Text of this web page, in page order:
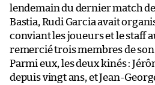
lendemain du dernier match
Bastia, Rudi Garcia avait
conviant les joueurs et le staff
remercié trois membres de
Parmi eux, les deux kinés :
depuis vingt ans, et Jean-